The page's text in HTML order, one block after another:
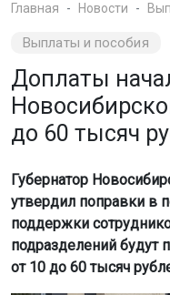
Главная Новости
Выплаты и пособия
Доплаты
до 60 тысяч
Губернатор
утвердил поправки в
поддержки
подразделений будут
от 10 до 60 тысяч